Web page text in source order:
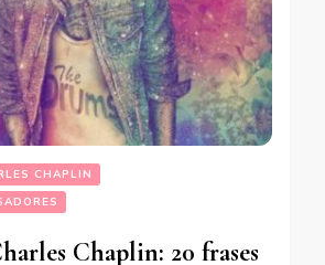
CHAPLIN
Chaplin: 20 frases